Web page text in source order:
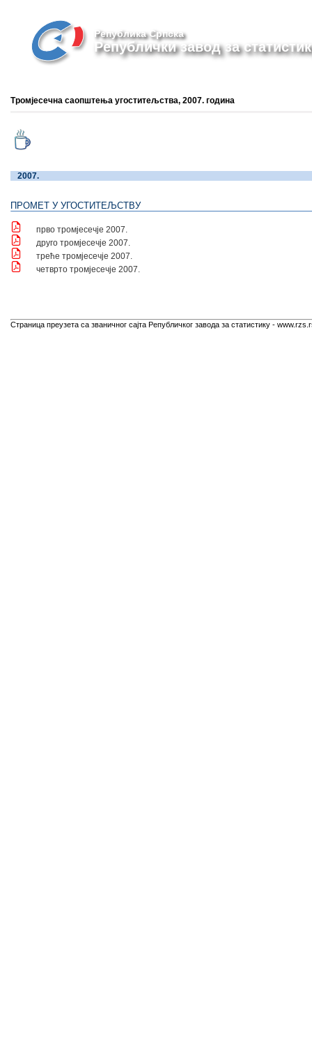
Република Српска
Републички завод за
Тромјесечна саопштења угоститељства, 2007. година
ПРОМЕТ У
прво тромјесечје 2007.
друго тромјесечје 2007.
треће тромјесечје 2007.
четврто тромјесечје 2007.
Страница преузета са званичног сајта Републичког завода за статистику -